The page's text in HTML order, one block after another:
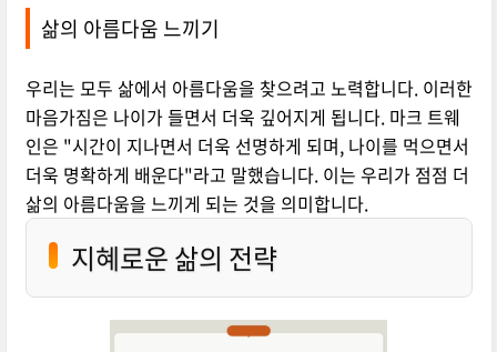
삶의 아름다움 느끼기
우리는 모두 삶에서 아름다움을 찾으려고 노력합니다. 이러한
마음가짐은 나이가 들면서 더욱 깊어지게 됩니다. 마크 트웨
인은 "시간이 지나면서 더욱 선명하게 되며, 나이를 먹으면서
더욱 명확하게 배운다"라고 말했습니다. 이는 우리가 점점 더
삶의 아름다움을 느끼게 되는 것을 의미합니다.
지혜로운 삶의 전략